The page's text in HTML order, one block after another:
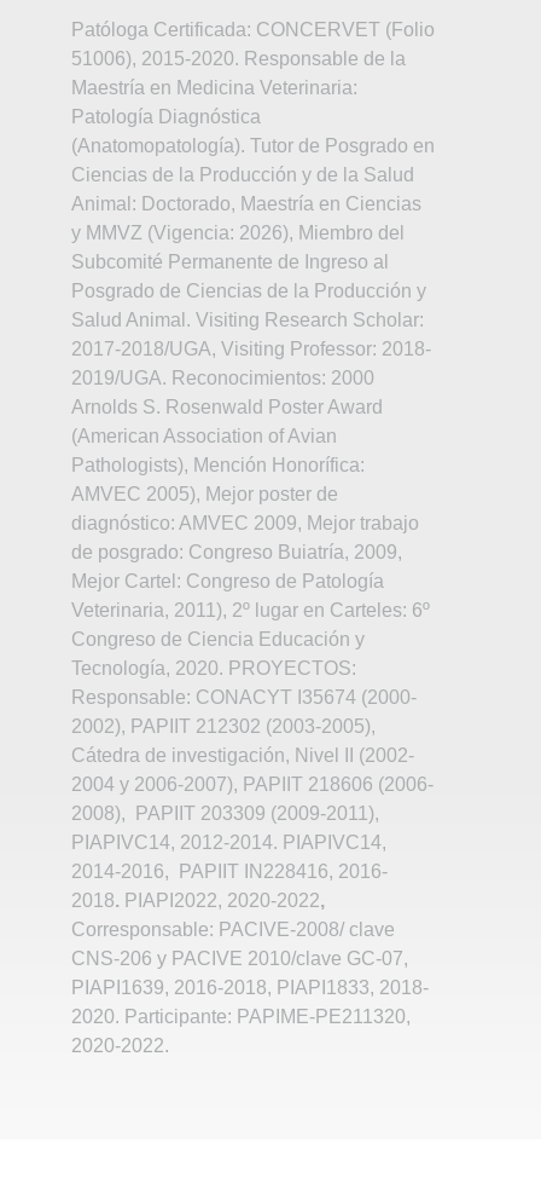
Patóloga Certificada: CONCERVET (Folio
51006), 2015-2020. Responsable de la
Maestría en Medicina Veterinaria:
Patología Diagnóstica
(Anatomopatología). Tutor de Posgrado en
Ciencias de la Producción y de la Salud
Animal: Doctorado, Maestría en Ciencias
y MMVZ (Vigencia: 2026), Miembro del
Subcomité Permanente de Ingreso al
Posgrado de Ciencias de la Producción y
Salud Animal. Visiting Research Scholar:
2017-2018/UGA, Visiting Professor: 2018-
2019/UGA. Reconocimientos: 2000
Arnolds S. Rosenwald Poster Award
(American Association of Avian
Pathologists), Mención Honorífica:
AMVEC 2005), Mejor poster de
diagnóstico: AMVEC 2009, Mejor trabajo
de posgrado: Congreso Buiatría, 2009,
Mejor Cartel: Congreso de Patología
Veterinaria, 2011), 2º lugar en Carteles: 6º
Congreso de Ciencia Educación y
Tecnología, 2020. PROYECTOS:
Responsable: CONACYT I35674 (2000-
2002), PAPIIT 212302 (2003-2005),
Cátedra de investigación, Nivel II (2002-
2004 y 2006-2007), PAPIIT 218606 (2006-
2008), PAPIIT 203309 (2009-2011),
PIAPIVC14, 2012-2014. PIAPIVC14,
2014-2016, PAPIIT IN228416, 2016-
2018. PIAPI2022, 2020-2022,
Corresponsable: PACIVE-2008/ clave
CNS-206 y PACIVE 2010/clave GC-07,
PIAPI1639, 2016-2018, PIAPI1833, 2018-
2020. Participante: PAPIME-PE211320,
2020-2022.